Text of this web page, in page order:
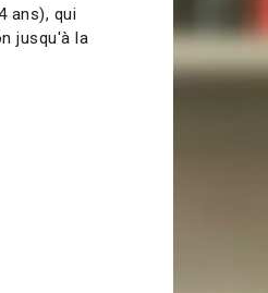
ans), qui
jusqu'à la